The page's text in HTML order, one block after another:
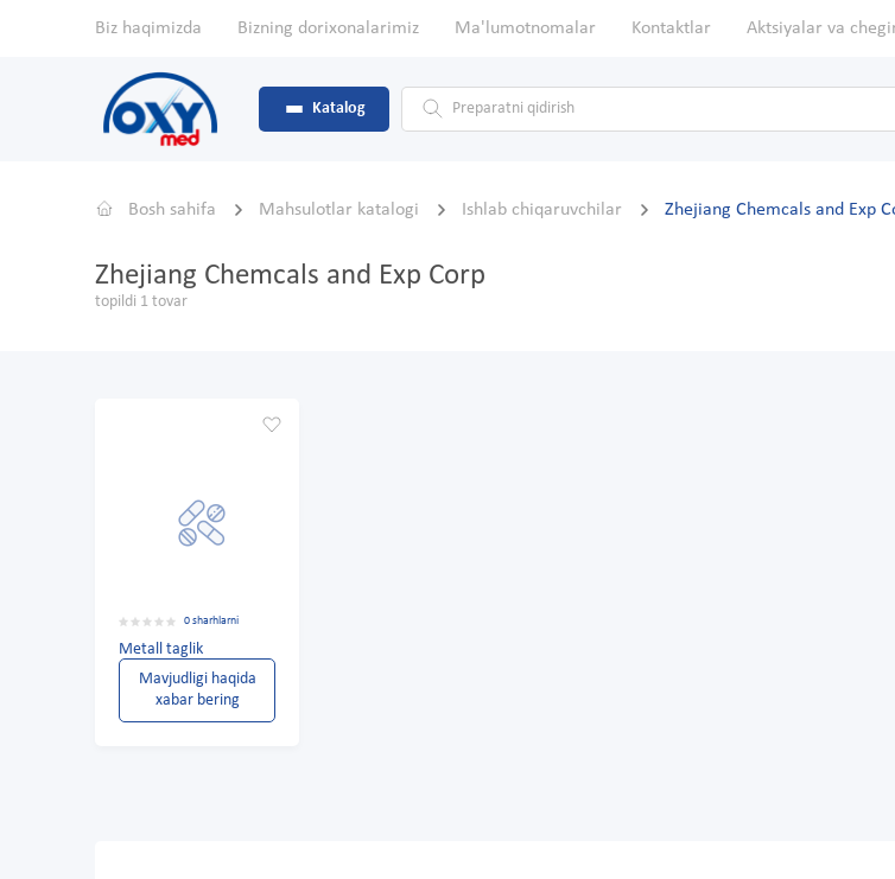
Biz haqimizda Bizning dorixonalarimiz Ma'lumotnomalar Kontaktlar Aktsiyalar va
Katalog
Bosh sahifa Mahsulotlar katalogi Ishlab chiqaruvchilar Zhejiang Chemcals and Exp
Zhejiang Chemcals and Exp Corp
topildi 1 tovar
0 sharhlarni
Metall taglik
Mavjudligi haqida
xabar bering